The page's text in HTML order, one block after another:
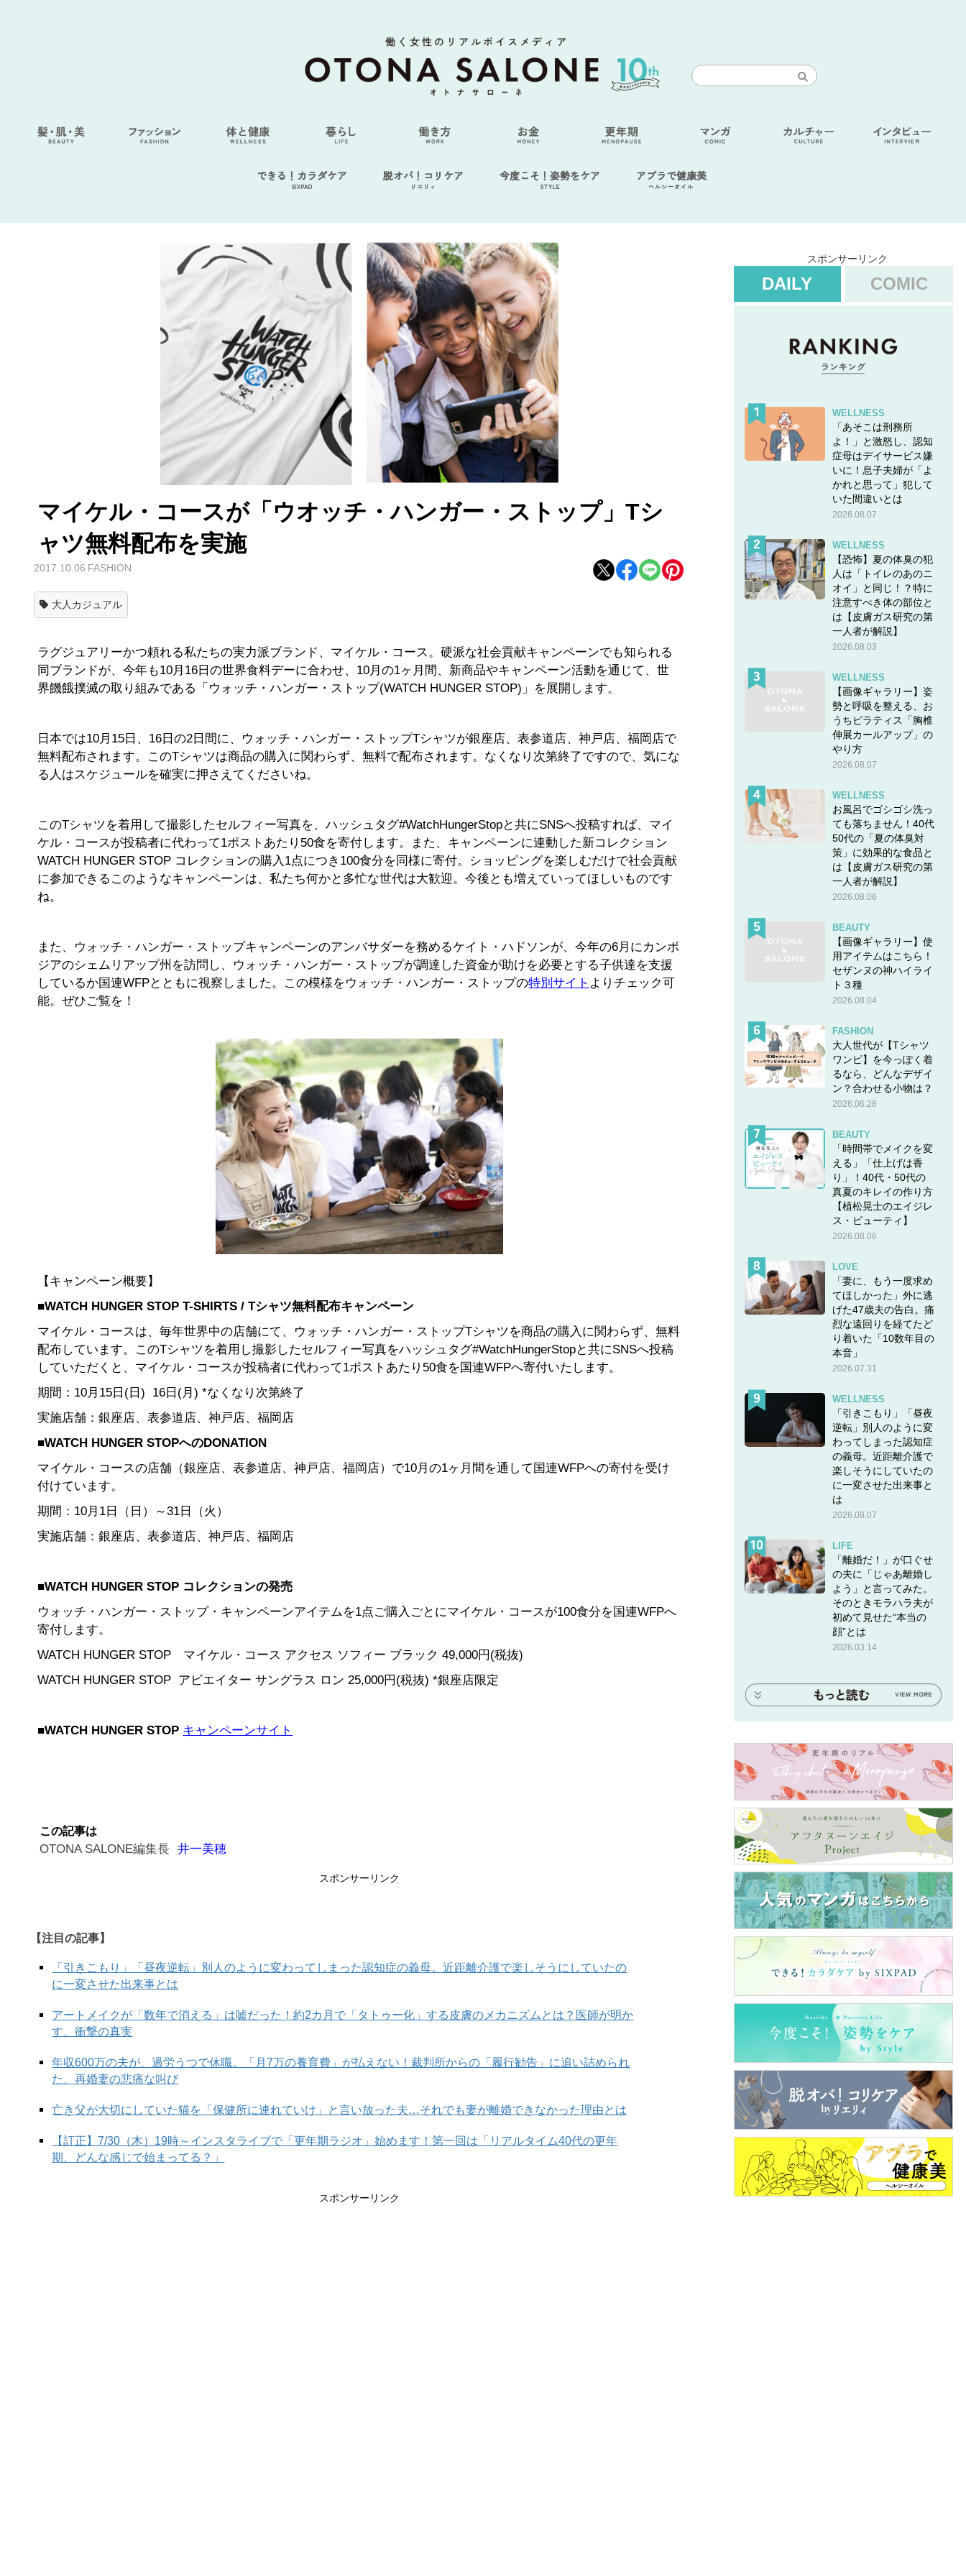
できる！カラダケア
SIXPAD
脱オバ！コリケア
リエリィ
今度こそ！姿勢をケア
STYLE
アブラで健康美
ヘルシーオイル
マイケル・コースが「ウオッチ・ハンガー・ストップ」Tシ
ャツ無料配布を実施
2017.10.06 FASHION
大人カジュアル
ラグジュアリーかつ頼れる私たちの実力派ブランド、マイケル・コース。硬派な社会貢献キャンペーンでも知られる
同ブランドが、今年も10月16日の世界食料デーに合わせ、10月の1ヶ月間、新商品やキャンペーン活動を通じて、世
界饑餓撲滅の取り組みである「ウォッチ・ハンガー・ストップ(WATCH HUNGER STOP)」を展開します。
日本では10月15日、16日の2日間に、ウォッチ・ハンガー・ストップTシャツが銀座店、表参道店、神戸店、福岡店で
無料配布されます。このTシャツは商品の購入に関わらず、無料で配布されます。なくなり次第終了ですので、気にな
る人はスケジュールを確実に押さえてくださいね。
このTシャツを着用して撮影したセルフィー写真を、ハッシュタグ#WatchHungerStopと共にSNSへ投稿すれば、マイ
ケル・コースが投稿者に代わって1ポストあたり50食を寄付します。また、キャンペーンに連動した新コレクション
WATCH HUNGER STOP コレクションの購入1点につき100食分を同様に寄付。ショッピングを楽しむだけで社会貢献
に参加できるこのようなキャンペーンは、私たち何かと多忙な世代は大歓迎。今後とも増えていってほしいものです
ね。
また、ウォッチ・ハンガー・ストップキャンペーンのアンバサダーを務めるケイト・ハドソンが、今年の6月にカンボ
ジアのシェムリアップ州を訪問し、ウォッチ・ハンガー・ストップが調達した資金が助けを必要とする子供達を支援
しているか国連WFPとともに視察しました。この模様をウォッチ・ハンガー・ストップの特別サイト よりチェック可
能。ぜひご覧を！
【キャンペーン概要】
■WATCH HUNGER STOP T-SHIRTS / Tシャツ無料配布キャンペーン
マイケル・コースは、毎年世界中の店舗にて、ウォッチ・ハンガー・ストップTシャツを商品の購入に関わらず、無料
配布しています。このTシャツを着用し撮影したセルフィー写真をハッシュタグ#WatchHungerStopと共にSNSへ投稿
していただくと、マイケル・コースが投稿者に代わって1ポストあたり50食を国連WFPへ寄付いたします。
期間：10月15日(日) 16日(月) *なくなり次第終了
実施店舗：銀座店、表参道店、神戸店、福岡店
■WATCH HUNGER STOPへのDONATION
マイケル・コースの店舗（銀座店、表参道店、神戸店、福岡店）で10月の1ヶ月間を通して国連WFPへの寄付を受け
付けています。
期間：10月1日（日）～31日（火）
実施店舗：銀座店、表参道店、神戸店、福岡店
■WATCH HUNGER STOP コレクションの発売
ウォッチ・ハンガー・ストップ・キャンペーンアイテムを1点ご購入ごとにマイケル・コースが100食分を国連WFPへ
寄付します。
WATCH HUNGER STOP マイケル・コース アクセス ソフィー ブラック 49,000円(税抜)
WATCH HUNGER STOP アビエイター サングラス ロン 25,000円(税抜) *銀座店限定
■WATCH HUNGER STOP キャンペーンサイト
この記事は
OTONA SALONE編集長 井一美穂
スポンサーリンク
【注目の記事】
「引きこもり」「昼夜逆転」別人のように変わってしまった認知症の義母。近距離介護で楽しそうにしていたの
に一変させた出来事とは
アートメイクが「数年で消える」は嘘だった！約2カ月で「タトゥー化」する皮膚のメカニズムとは？医師が明か
す、衝撃の真実
年収600万の夫が、過労うつで休職。「月7万の養育費」が払えない！裁判所からの「履行勧告」に追い詰められ
た、再婚妻の悲痛な叫び
亡き父が大切にしていた猫を「保健所に連れていけ」と言い放った夫…それでも妻が離婚できなかった理由とは
【訂正】7/30（木）19時～インスタライブで「更年期ラジオ」始めます！第一回は「リアルタイム40代の更年
期、どんな感じで始まってる？」
スポンサーリンク
スポンサーリンク
DAILY COMIC
WELLNESS
「あそこは刑務所
よ！」と激怒し、認知
症母はデイサービス嫌
いに！息子夫婦が「よ
かれと思って」犯して
いた間違いとは
2026.08.07
WELLNESS
【恐怖】夏の体臭の犯
人は「トイレのあのニ
オイ」と同じ！？特に
注意すべき体の部位と
は【皮膚ガス研究の第
一人者が解説】
2026.08.03
WELLNESS
【画像ギャラリー】姿
勢と呼吸を整える、お
うちピラティス「胸椎
伸展カールアップ」の
やり方
2026.08.07
WELLNESS
お風呂でゴシゴシ洗っ
ても落ちません！40代
50代の「夏の体臭対
策」に効果的な食品と
は【皮膚ガス研究の第
一人者が解説】
2026.08.06
BEAUTY
【画像ギャラリー】使
用アイテムはこちら！
セザンヌの神ハイライ
ト３種
2026.08.04
FASHION
大人世代が【Tシャツ
ワンピ】を今っぽく着
るなら、どんなデザイ
ン？合わせる小物は？
2026.06.28
BEAUTY
「時間帯でメイクを変
える」「仕上げは香
り」！40代・50代の
真夏のキレイの作り方
【植松晃士のエイジレ
ス・ビューティ】
2026.08.06
LOVE
「妻に、もう一度求め
てほしかった」外に逃
げた47歳夫の告白。痛
烈な遠回りを経てたど
り着いた「10数年目の
本音」
2026.07.31
WELLNESS
「引きこもり」「昼夜
逆転」別人のように変
わってしまった認知症
の義母。近距離介護で
楽しそうにしていたの
に一変させた出来事と
は
2026.08.07
LIFE
「離婚だ！」が口ぐせ
の夫に「じゃあ離婚し
よう」と言ってみた。
そのときモラハラ夫が
初めて見せた“本当の
顔”とは
2026.03.14